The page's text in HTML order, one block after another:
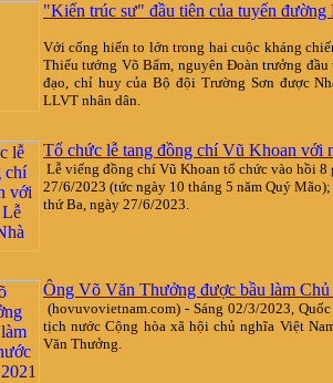
"Kiến trúc sư" đầu tiên của tuyến
Với cống hiến to lớn trong hai cuộc kháng
Thiếu tướng Võ Bẩm, nguyên Đoàn trưởng
đạo, chỉ huy của Bộ đội Trường Sơn được
LLVT nhân dân.
Tổ chức lễ tang đồng chí Vũ Khoan với
Lễ viếng đồng chí Vũ Khoan tổ chức vào hồi
27/6/2023 (tức ngày 10 tháng 5 năm Quý
thứ Ba, ngày 27/6/2023.
Ông Võ Văn Thưởng được bầu làm
(hovuvovietnam.com) - Sáng 02/3/2023,
tịch nước Cộng hòa xã hội chủ nghĩa Việt
Văn Thưởng.